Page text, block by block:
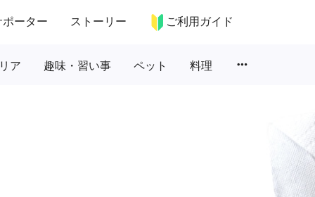
ポーター ストーリー ご利用ガイド
ア 趣味・習い事 ペット 料理 more_horiz